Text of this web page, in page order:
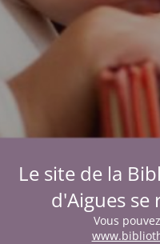
Le site de la
d'Aigues
Vous